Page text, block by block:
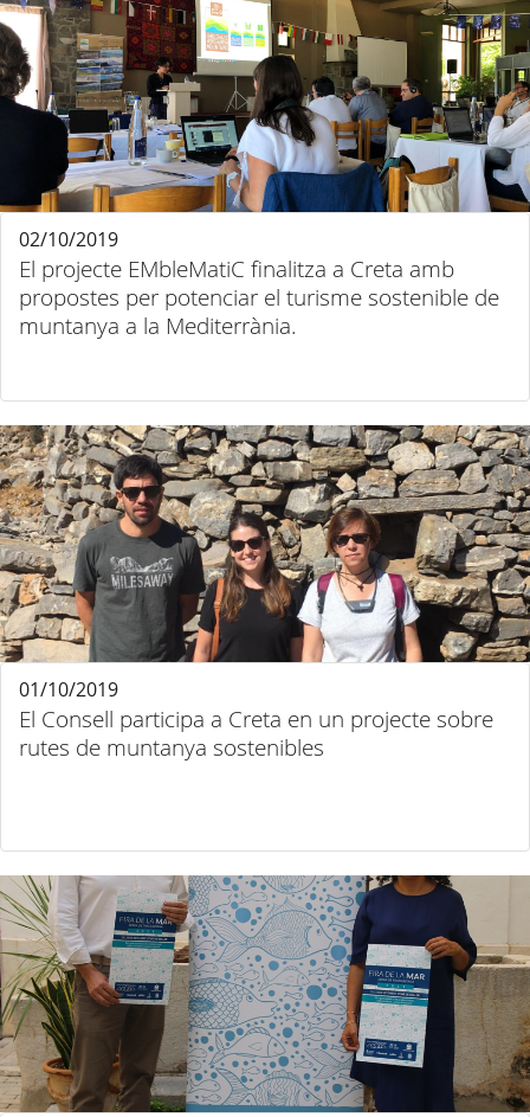
El projecte EMbleMatiC finalitza a Creta amb
propostes per potenciar el turisme sostenible de
muntanya a la Mediterrània.
02/10/2019
El Consell participa a Creta en un projecte sobre
rutes de muntanya sostenibles
01/10/2019